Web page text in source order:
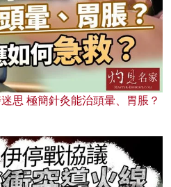
思 極簡針灸能治頭暈、胃脹？